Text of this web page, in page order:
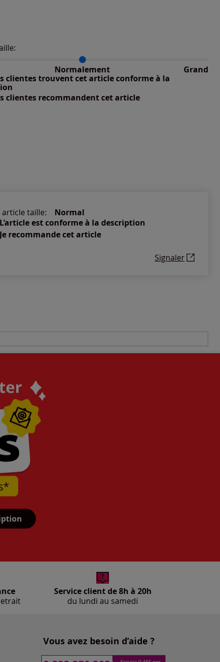
Normalement Grand
taillant selon les avis clients
: 0%
clientes trouvent cet article conforme à la
clientes recommandent cet article
article taille:
Normal
est conforme à la description
recommande cet article
Signaler
Service client de 8h à 20h
du lundi au samedi
Vous avez besoin d’aide ?